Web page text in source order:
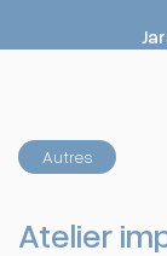
Autres
Atelier